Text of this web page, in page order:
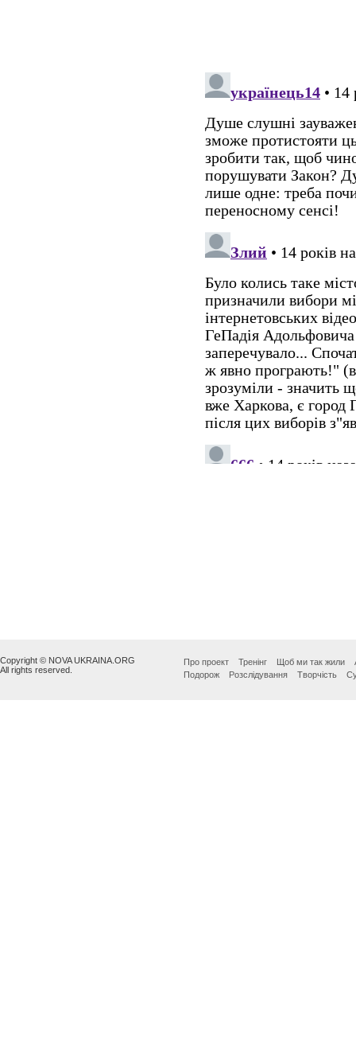
Copyright © NOVA UKRAINA.ORG
All rights reserved.
Про проект Тренінг Щоб ми так жили
Подорож
Розслідування Творчість